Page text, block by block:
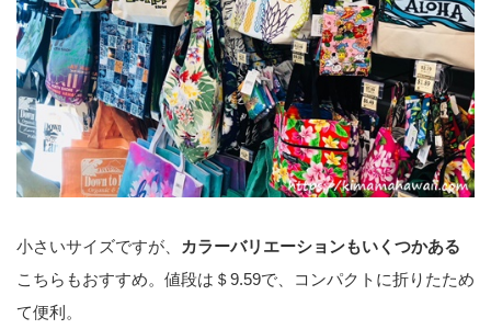
小さいサイズですが、
カラーバリエーションもいくつかある
こちらもおすすめ。値段は＄9.59で、コンパクトに折りたため
て便利。